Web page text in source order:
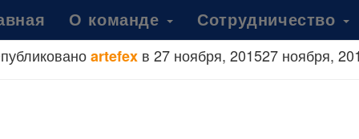
О команде Сотрудничество
artefexв 27 ноября, 201527 ноября,